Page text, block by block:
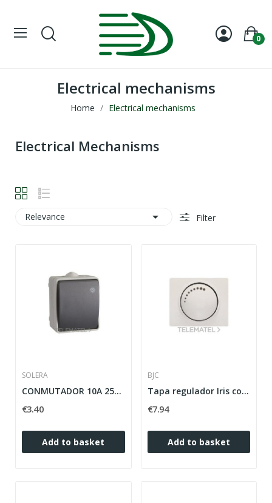
0
Electrical mechanisms
Home Electrical mechanisms
Electrical Mechanisms
Relevance  Filter
SOLERA
CONMUTADOR 10A 250V CERTIFICADO VDE/NF
€3.40
Add to basket
BJC
Tapa regulador Iris con botonera Iris en blanco
€7.94
Add to basket